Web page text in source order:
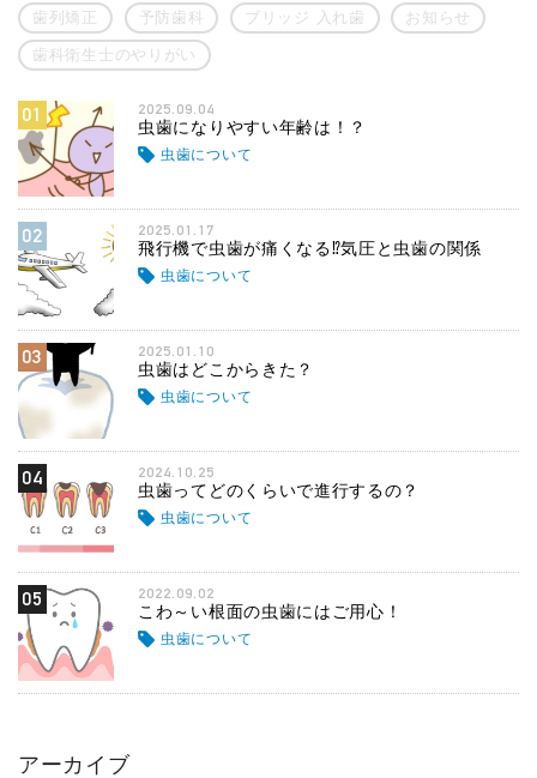
歯列矯正 予防歯科 ブリッジ 入れ歯 お知らせ
歯科衛生士のやりがい
01 2025.09.04
虫歯になりやすい年齢は！？
虫歯について
02 2025.01.17
飛行機で虫歯が痛くなる⁉気圧と虫歯の関係
虫歯について
03 2025.01.10
虫歯はどこからきた？
虫歯について
04 2024.10.25
虫歯ってどのくらいで進行するの？
虫歯について
05 2022.09.02
こわ～い根面の虫歯にはご用心！
虫歯について
アーカイブ